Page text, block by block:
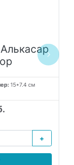
15*7.4 см
+